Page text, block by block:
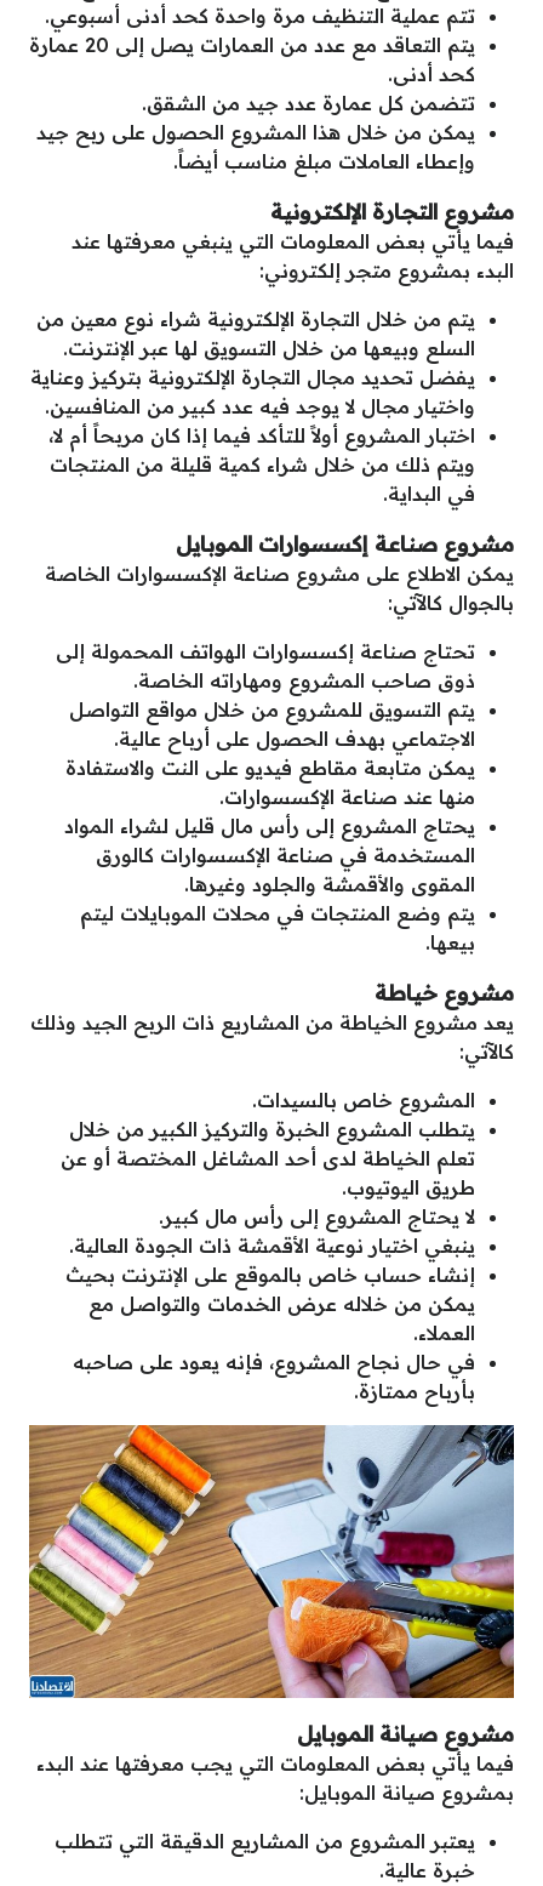
تتم عملية التنظيف مرة واحدة كحد أدنى أسبوعي.
يتم التعاقد مع عدد من العمارات يصل إلى 20 عمارة
كحد أدنى.
تتضمن كل عمارة عدد جيد من الشقق.
يمكن من خلال هذا المشروع الحصول على ربح جيد
وإعطاء العاملات مبلغ مناسب أيضاً.
مشروع التجارة الإلكترونية
فيما يأتي بعض المعلومات التي ينبغي معرفتها عند
البدء بمشروع متجر إلكتروني:
يتم من خلال التجارة الإلكترونية شراء نوع معين من
السلع وبيعها من خلال التسويق لها عبر الإنترنت.
يفضل تحديد مجال التجارة الإلكترونية بتركيز وعناية
واختيار مجال لا يوجد فيه عدد كبير من المنافسين.
اختبار المشروع أولاً للتأكد فيما إذا كان مربحاً أم لا،
ويتم ذلك من خلال شراء كمية قليلة من المنتجات
في البداية.
مشروع صناعة إكسسوارات الموبايل
يمكن الاطلاع على مشروع صناعة الإكسسوارات الخاصة
بالجوال كالآتي:
تحتاج صناعة إكسسوارات الهواتف المحمولة إلى
ذوق صاحب المشروع ومهاراته الخاصة.
يتم التسويق للمشروع من خلال مواقع التواصل
الاجتماعي بهدف الحصول على أرباح عالية.
يمكن متابعة مقاطع فيديو على النت والاستفادة
منها عند صناعة الإكسسوارات.
يحتاج المشروع إلى رأس مال قليل لشراء المواد
المستخدمة في صناعة الإكسسوارات كالورق
المقوى والأقمشة والجلود وغيرها.
يتم وضع المنتجات في محلات الموبايلات ليتم
بيعها.
مشروع خياطة
يعد مشروع الخياطة من المشاريع ذات الربح الجيد وذلك
كالآتي:
المشروع خاص بالسيدات.
يتطلب المشروع الخبرة والتركيز الكبير من خلال
تعلم الخياطة لدى أحد المشاغل المختصة أو عن
طريق اليوتيوب.
لا يحتاج المشروع إلى رأس مال كبير.
ينبغي اختيار نوعية الأقمشة ذات الجودة العالية.
إنشاء حساب خاص بالموقع على الإنترنت بحيث
يمكن من خلاله عرض الخدمات والتواصل مع
العملاء.
في حال نجاح المشروع، فإنه يعود على صاحبه
بأرباح ممتازة.
مشروع صيانة الموبايل
فيما يأتي بعض المعلومات التي يجب معرفتها عند البدء
بمشروع صيانة الموبايل:
يعتبر المشروع من المشاريع الدقيقة التي تتطلب
خبرة عالية.